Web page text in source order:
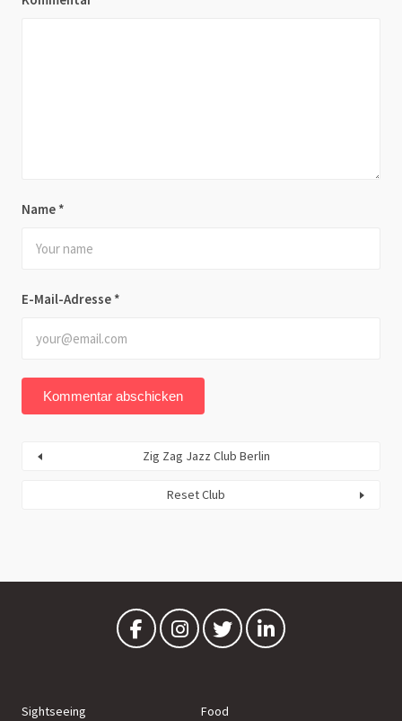
Name *
E-Mail-Adresse *
Zig Zag Jazz Club Berlin
Reset Club
Sightseeing Food